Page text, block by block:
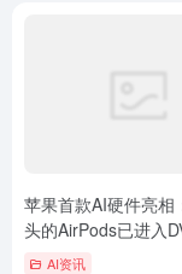
苹果首款AI硬件亮相
头的AirPods已进入
AI资讯